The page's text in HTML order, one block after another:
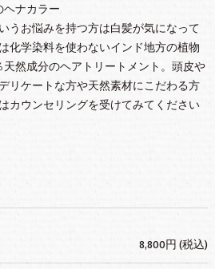
ヘナカラー
うお悩みを持つ方は白髪が気になって
化学染料を使わないインド地方の植物
然成分のヘアトリートメント。頭皮や
リケートな方や天然素材にこだわる方
カウンセリングを受けてみてください
8,800円 (税込)